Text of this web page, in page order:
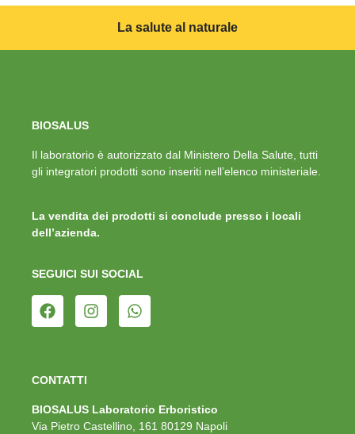
La salute al naturale
BIOSALUS
Il laboratorio è autorizzato dal Ministero Della Salute, tutti
gli integratori prodotti sono inseriti nell’elenco ministeriale.
La vendita dei prodotti si conclude presso i locali
dell’azienda.
SEGUICI SUI SOCIAL
CONTATTI
BIOSALUS Laboratorio Erboristico
Via Pietro Castellino, 161 80129 Napoli